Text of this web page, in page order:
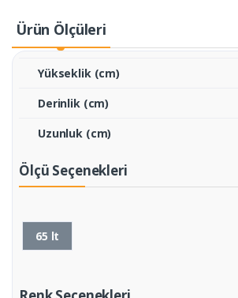
Ürün Ölçüleri
Yükseklik (cm)
Derinlik (cm)
Uzunluk (cm)
Ölçü Seçenekleri
65 lt